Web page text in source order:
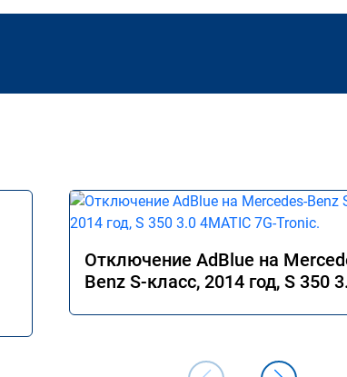
Отключение AdBlue на
Benz S-класс, 2014 год, S 350